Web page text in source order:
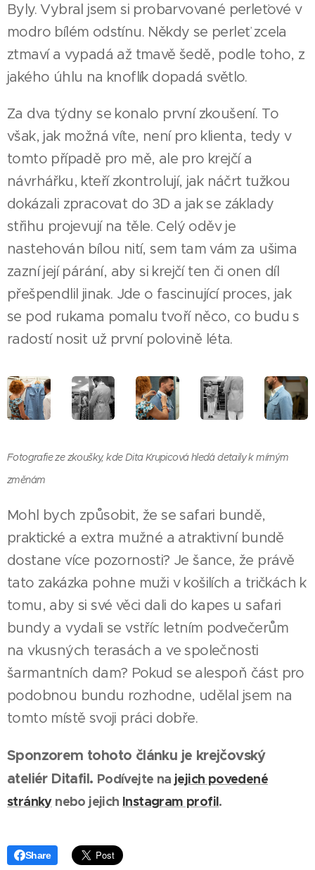
Byly. Vybral jsem si probarvované perleťové v
modro bílém odstínu. Někdy se perleť zcela
ztmaví a vypadá až tmavě šedě, podle toho, z
jakého úhlu na knoflík dopadá světlo.
Za dva týdny se konalo první zkoušení. To
však, jak možná víte, není pro klienta, tedy v
tomto případě pro mě, ale pro krejčí a
návrhářku, kteří zkontrolují, jak náčrt tužkou
dokázali zpracovat do 3D a jak se základy
střihu projevují na těle. Celý oděv je
nastehován bílou nití, sem tam vám za ušima
zazní její párání, aby si krejčí ten či onen díl
přešpendlil jinak. Jde o fascinující proces, jak
se pod rukama pomalu tvoří něco, co budu s
radostí nosit už první polovině léta.
Fotografie ze zkoušky, kde Dita Krupicová hledá detaily k mírným
změnám
Mohl bych způsobit, že se safari bundě,
praktické a extra mužné a atraktivní bundě
dostane více pozornosti? Je šance, že právě
tato zakázka pohne muži v košilích a tričkách k
tomu, aby si své věci dali do kapes u safari
bundy a vydali se vstříc letním podvečerům
na vkusných terasách a ve společnosti
šarmantních dam? Pokud se alespoň část pro
podobnou bundu rozhodne, udělal jsem na
tomto místě svoji práci dobře.
Sponzorem tohoto článku je krejčovský
ateliér Ditafil. Podívejte na jejich povedené
stránkynebo jejich Instagram profil.
Share